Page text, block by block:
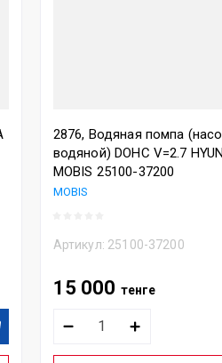
2876, Водяная помпа
водяной) DOHC V=2.7
MOBIS 25100-37200
MOBIS
Артикул: 25100-37200
15 000 тенге